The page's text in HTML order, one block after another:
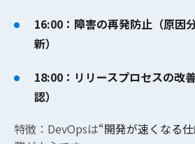
16:00：障害の再発防止（原因
新）
18:00：リリースプロセスの改
認）
特徴：DevOpsは“開発が速くなる